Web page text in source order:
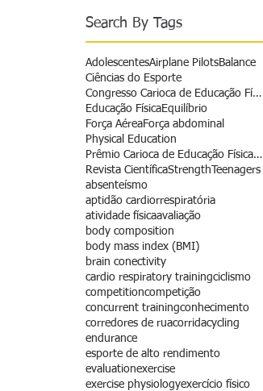
Search By Tags
AdolescentesAirplane PilotsBalance
Ciências do Esporte
Congresso Carioca de Educação Física
Educação FísicaEquilíbrio
Força AéreaForça abdominal
Physical Education
Prêmio Carioca de Educação Física - Revista
Revista CientíficaStrengthTeenagers
absenteísmo
aptidão cardiorrespiratória
atividade físicaavaliação
body composition
body mass index (BMI)
brain conectivity
cardio respiratory trainingciclismo
competitioncompetição
concurrent trainingconhecimento
corredores de ruacorridacycling
endurance
esporte de alto rendimento
evaluationexercise
exercise physiologyexercício físico